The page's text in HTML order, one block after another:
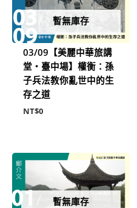
暫無庫存
03/09【美麗中華旅講
堂‧臺中場】權衡：孫
子兵法教你亂世中的生
存之道
NT$0
暫無庫存